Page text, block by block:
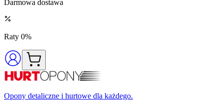
Darmowa dostawa
Raty 0%
Opony detaliczne i hurtowe dla każdego.